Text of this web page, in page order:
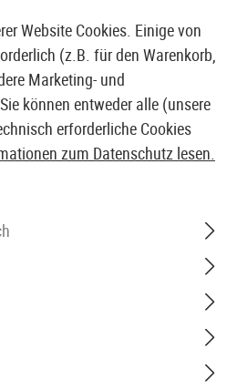
SHOP & GROßHÄNDLER
Website Cookies. Einige von
(z.B. für den Warenkorb,
Marketing- und
können entweder alle (unsere
erforderliche Cookies
zum Datenschutz lesen.